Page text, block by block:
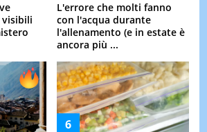
L'errore che molti fanno
con l'acqua durante
l'allenamento (e in estate è
ancora più ...